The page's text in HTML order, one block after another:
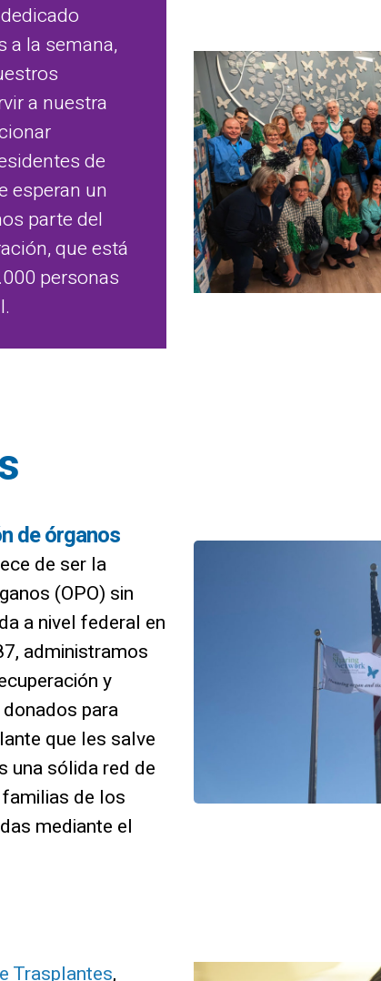
a la semana,
a nuestra
de
esperan un
parte del
que está
personas
de órganos
de ser la
(OPO) sin
a nivel federal en
administramos
y
para
que les salve
una sólida red de
de los
mediante el
Trasplantes,